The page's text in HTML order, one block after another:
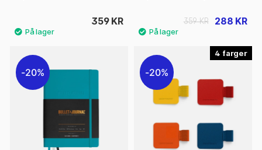
359 KR 288 KR
359 KR
20%
4
20%